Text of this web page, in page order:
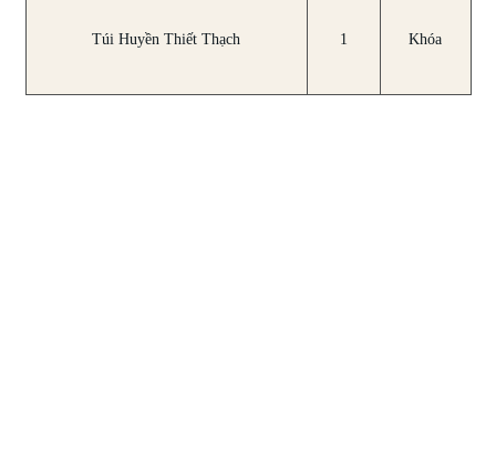
Túi Huyền Thiết Thạch 1 Khóa